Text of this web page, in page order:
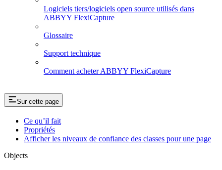
Logiciels tiers/logiciels open source utilisés dans
ABBYY FlexiCapture
Glossaire
Support technique
Comment acheter ABBYY FlexiCapture
Sur cette page
Ce qu’il fait
Propriétés
Afficher les niveaux de confiance des classes pour une page
Objects